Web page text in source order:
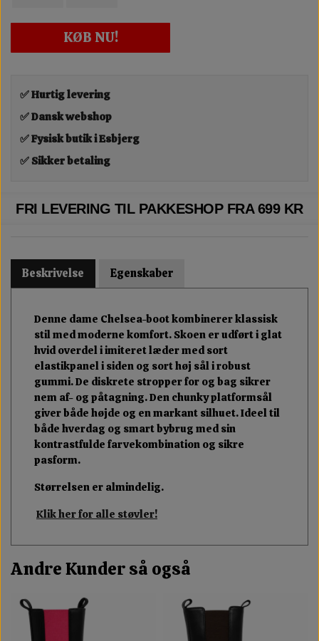
KØB NU!
✅ Hurtig levering
✅ Dansk webshop
✅ Fysisk butik i Esbjerg
✅ Sikker betaling
FRI LEVERING TIL PAKKESHOP FRA 699 KR
Beskrivelse Egenskaber
Denne dame Chelsea-boot kombinerer klassisk
stil med moderne komfort. Skoen er udført i glat
hvid overdel i imiteret læder med sort
elastikpanel i siden og sort høj sål i robust
gummi. De diskrete stropper for og bag sikrer
nem af- og påtagning. Den chunky platformsål
giver både højde og en markant silhuet. Ideel til
både hverdag og smart bybrug med sin
kontrastfulde farvekombination og sikre
pasform.
Størrelsen er almindelig.
Klik her for alle støvler!
Andre Kunder så også